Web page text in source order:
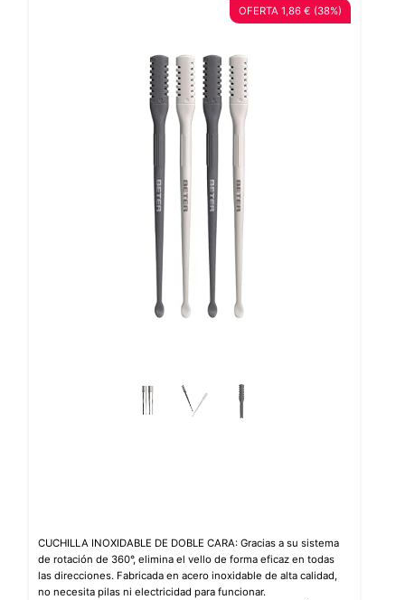
OFERTA 1,86 € (38%)
CUCHILLA INOXIDABLE DE DOBLE CARA: Gracias a su sistema
de rotación de 360°, elimina el vello de forma eficaz en todas
las direcciones. Fabricada en acero inoxidable de alta calidad,
no necesita pilas ni electricidad para funcionar.